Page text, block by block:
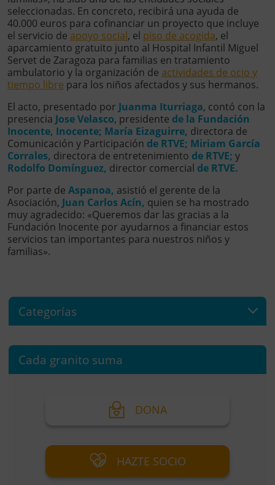
seleccionadas. En concreto, recibirá una ayuda de
40.000 euros para cofinanciar un proyecto que incluye
el servicio de apoyo social, el piso de acogida, el
aparcamiento gratuito junto al Hospital Infantil Miguel
Servet de Zaragoza para familias en tratamiento
ambulatorio y la organización de actividades de ocio y
tiempo libre para los niños afectados y sus hermanos.
El acto, presentado por Juanma Iturriaga, contó con la
presencia Jose Velasco, presidente de la Fundación
Inocente, Inocente; María Eizaguirre, directora de
Comunicación y Participación de RTVE; Miriam García
Corrales, directora de entretenimiento de RTVE; y
Rodolfo Domínguez, director comercial de RTVE.
Por parte de Aspanoa, asistió el gerente de la
Asociación, Juan Carlos Acín, quien se ha mostrado
muy agradecido: «Queremos dar las gracias a la
Fundación Inocente por ayudarnos a financiar estos
servicios tan importantes para nuestros niños y
familias».
Categorías
Cada granito suma
DONA
HAZTE SOCIO